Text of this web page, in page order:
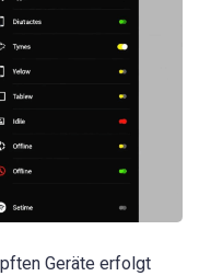
Geräte erfolgt